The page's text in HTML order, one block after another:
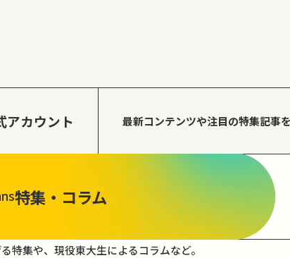
アカウント 最新コンテンツや注目の特集記事
特集・コラム
特集や、現役東大生によるコラムなど。